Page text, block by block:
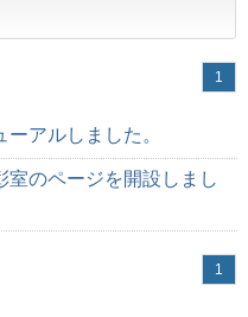
1
アルしました。
室のページを開設しまし
1